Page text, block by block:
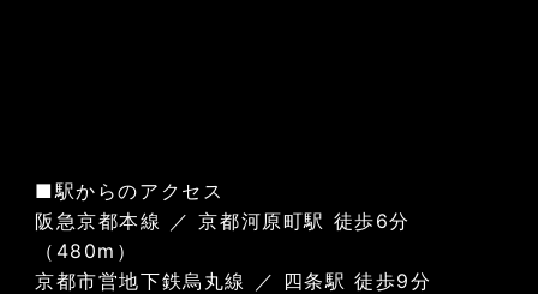
■駅からのアクセス
阪急京都本線 ／ 京都河原町駅 徒歩6分
（480m）
京都市営地下鉄烏丸線 ／ 四条駅 徒歩9分